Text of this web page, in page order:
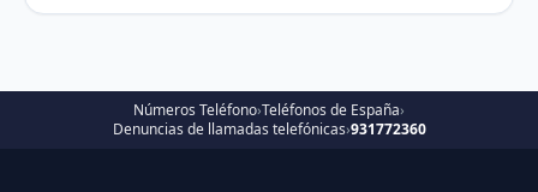
Números Teléfono›Teléfonos de España›
Denuncias de llamadas telefónicas›931772360